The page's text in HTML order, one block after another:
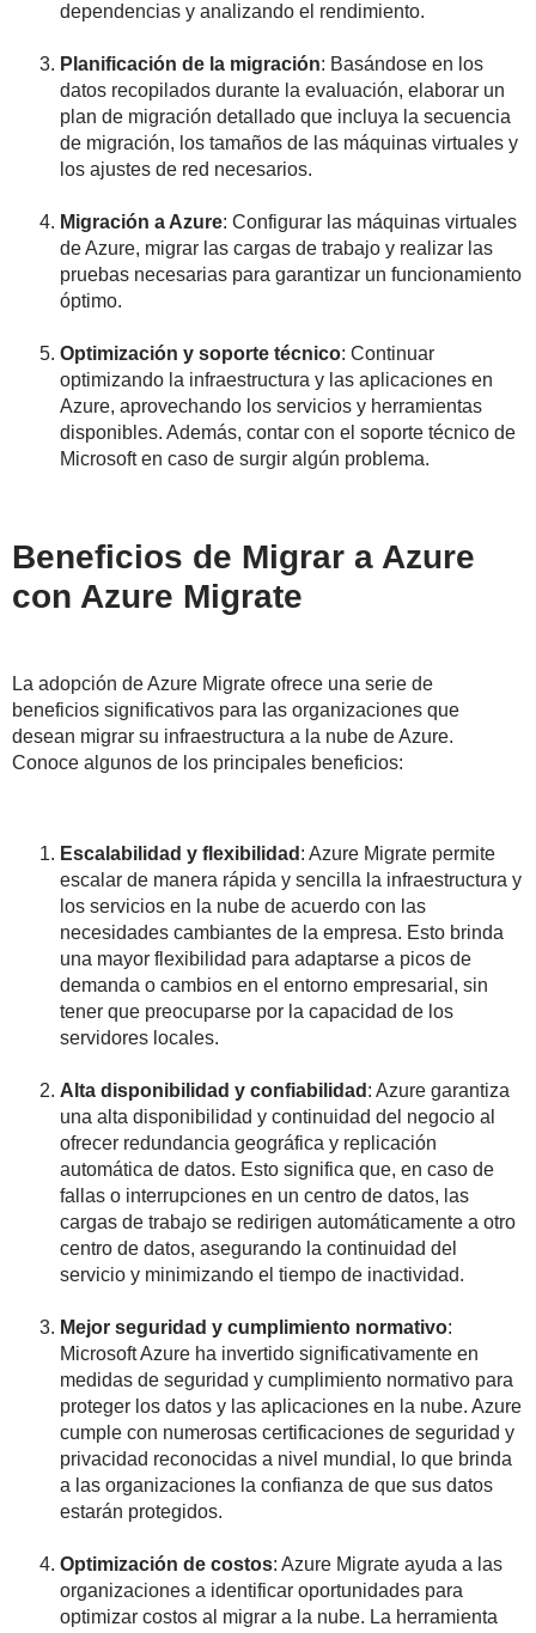
dependencias y analizando el rendimiento.
Planificación de la migración: Basándose en los
datos recopilados durante la evaluación, elaborar un
plan de migración detallado que incluya la secuencia
de migración, los tamaños de las máquinas virtuales y
los ajustes de red necesarios.
Migración a Azure: Configurar las máquinas virtuales
de Azure, migrar las cargas de trabajo y realizar las
pruebas necesarias para garantizar un funcionamiento
óptimo.
Optimización y soporte técnico: Continuar
optimizando la infraestructura y las aplicaciones en
Azure, aprovechando los servicios y herramientas
disponibles. Además, contar con el soporte técnico de
Microsoft en caso de surgir algún problema.
Beneficios de Migrar a Azure
con Azure Migrate
La adopción de Azure Migrate ofrece una serie de
beneficios significativos para las organizaciones que
desean migrar su infraestructura a la nube de Azure.
Conoce algunos de los principales beneficios:
Escalabilidad y flexibilidad : Azure Migrate permite
escalar de manera rápida y sencilla la infraestructura y
los servicios en la nube de acuerdo con las
necesidades cambiantes de la empresa. Esto brinda
una mayor flexibilidad para adaptarse a picos de
demanda o cambios en el entorno empresarial, sin
tener que preocuparse por la capacidad de los
servidores locales.
Alta disponibilidad y confiabilidad : Azure garantiza
una alta disponibilidad y continuidad del negocio al
ofrecer redundancia geográfica y replicación
automática de datos. Esto significa que, en caso de
fallas o interrupciones en un centro de datos, las
cargas de trabajo se redirigen automáticamente a otro
centro de datos, asegurando la continuidad del
servicio y minimizando el tiempo de inactividad.
Mejor seguridad y cumplimiento normativo:
Microsoft Azure ha invertido significativamente en
medidas de seguridad y cumplimiento normativo para
proteger los datos y las aplicaciones en la nube. Azure
cumple con numerosas certificaciones de seguridad y
privacidad reconocidas a nivel mundial, lo que brinda
a las organizaciones la confianza de que sus datos
estarán protegidos.
Optimización de costos: Azure Migrate ayuda a las
organizaciones a identificar oportunidades para
optimizar costos al migrar a la nube. La herramienta